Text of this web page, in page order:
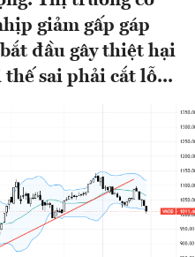
giảm gấp gáp
đầu gây thiệt hại
thế sai phải cắt lỗ...